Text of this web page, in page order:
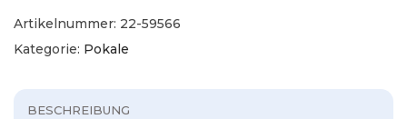
Artikelnummer: 22-59566
Kategorie: Pokale
BESCHREIBUNG